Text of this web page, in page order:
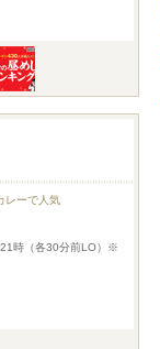
レーで人気
21時（各30分前LO）※